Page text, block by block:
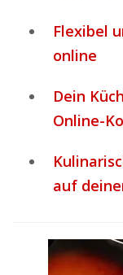
Flexibel
online
Dein
Online-
auf